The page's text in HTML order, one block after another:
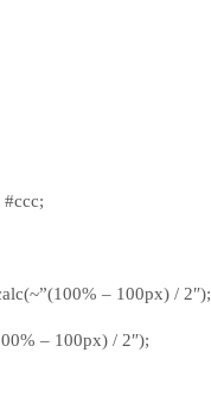
– 100px) / 2″);
– 100px) / 2″);